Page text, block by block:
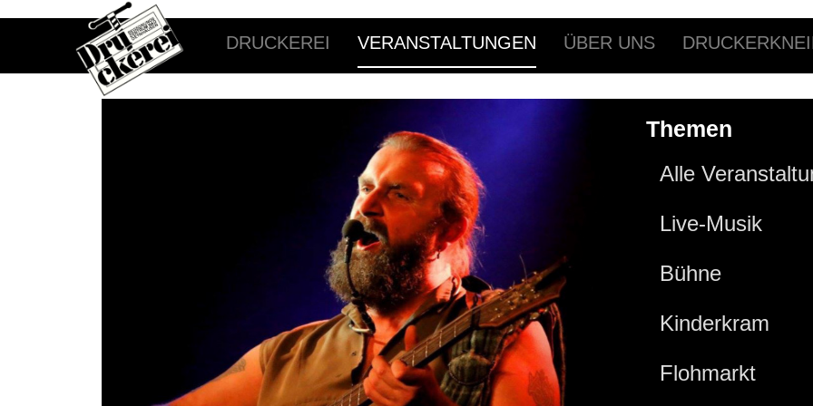
DRUCKEREI VERANSTALTUNGEN ÜBER UNS
Themen
Alle
Live-Musik
Bühne
Kinderkram
Flohmarkt